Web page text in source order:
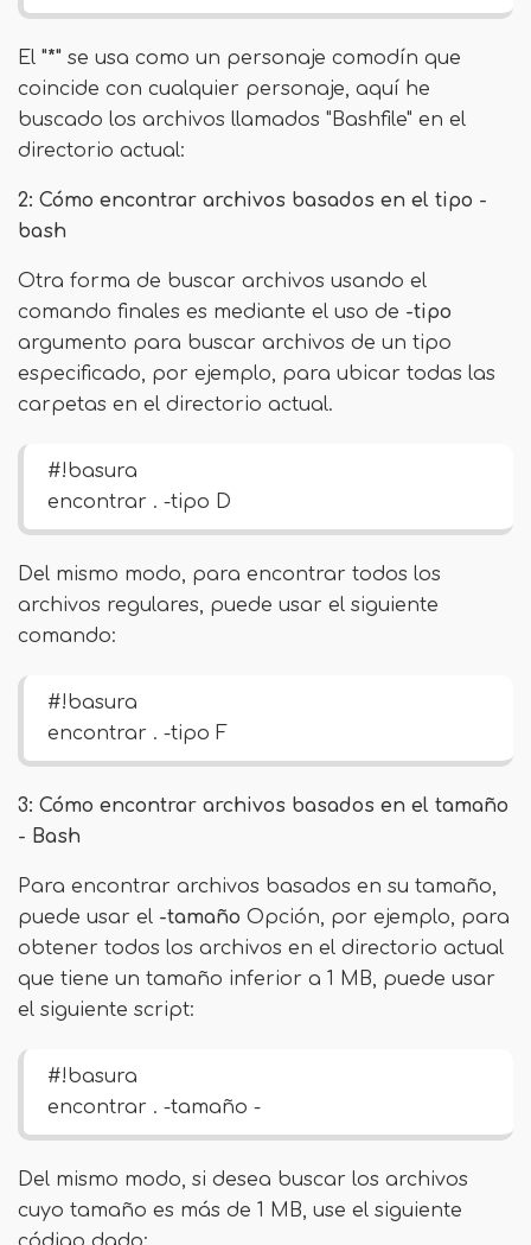
El "*" se usa como un personaje comodín que
coincide con cualquier personaje, aquí he
buscado los archivos llamados "Bashfile" en el
directorio actual:
2: Cómo encontrar archivos basados ​​en el tipo -
bash
Otra forma de buscar archivos usando el
comando finales es mediante el uso de -tipo
argumento para buscar archivos de un tipo
especificado, por ejemplo, para ubicar todas las
carpetas en el directorio actual.
#!basura
encontrar . -tipo D
Del mismo modo, para encontrar todos los
archivos regulares, puede usar el siguiente
comando:
#!basura
encontrar . -tipo F
3: Cómo encontrar archivos basados ​​en el tamaño
- Bash
Para encontrar archivos basados ​​en su tamaño,
puede usar el -tamaño Opción, por ejemplo, para
obtener todos los archivos en el directorio actual
que tiene un tamaño inferior a 1 MB, puede usar
el siguiente script:
#!basura
encontrar . -tamaño -
Del mismo modo, si desea buscar los archivos
cuyo tamaño es más de 1 MB, use el siguiente